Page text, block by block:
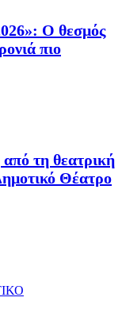
Ο θεσμός
πιο
τη θεατρική
Θέατρο